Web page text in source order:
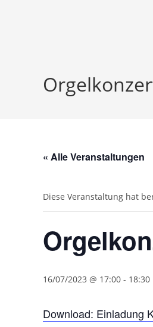
« Alle Veranstaltungen
Diese Veranstaltung hat
16/07/2023 @ 17:00 - 18:30
Download: Einladung